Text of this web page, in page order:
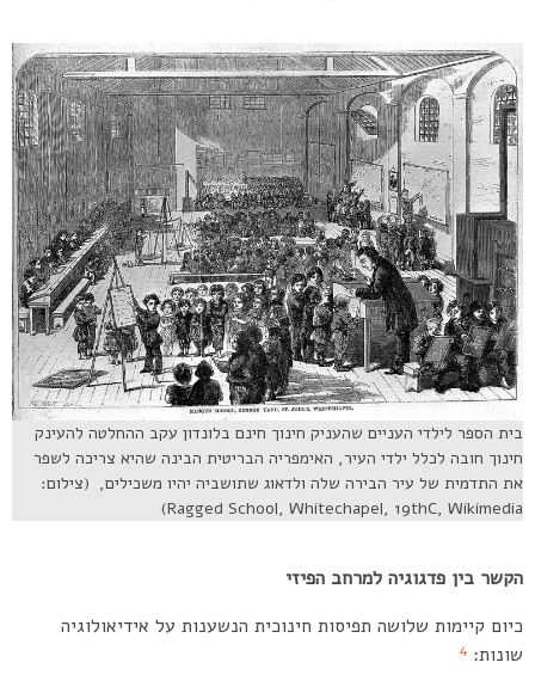
בית הספר לילדי העניים שהעניק חינוך חינם בלונדון עקב ההחלטה להעינק
חינוך חובה לכלל ילדי העיר, האימפריה הבריטית הבינה שהיא צריכה לשפר
את התדמית של עיר הבירה שלה ולדאוג שתושביה יהיו משכילים, (צילום:
Ragged School, Whitechapel, 19thC, Wikimedia)
הקשר בין פדגוגיה למרחב הפיזי
כיום קיימות שלושה תפיסות חינוכית הנשענות על אידיאולוגיה
שונות: 4